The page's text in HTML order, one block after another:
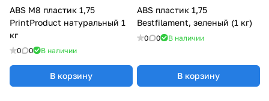
ABS M8 пластик 1,75
PrintProduct натуральный 1
кг
0 0 В наличии
В корзину
ABS пластик 1,75
Bestfilament, зеленый (1 кг)
0 0 В наличии
В корзину